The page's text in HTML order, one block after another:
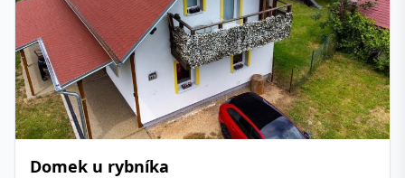
Domek u rybníka